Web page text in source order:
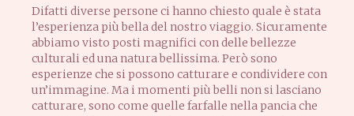
Difatti diverse persone ci hanno chiesto quale è stata
l’esperienza più bella del nostro viaggio. Sicuramente
abbiamo visto posti magnifici con delle bellezze
culturali ed una natura bellissima. Però sono
esperienze che si possono catturare e condividere con
un’immagine. Ma i momenti più belli non si lasciano
catturare, sono come quelle farfalle nella pancia che